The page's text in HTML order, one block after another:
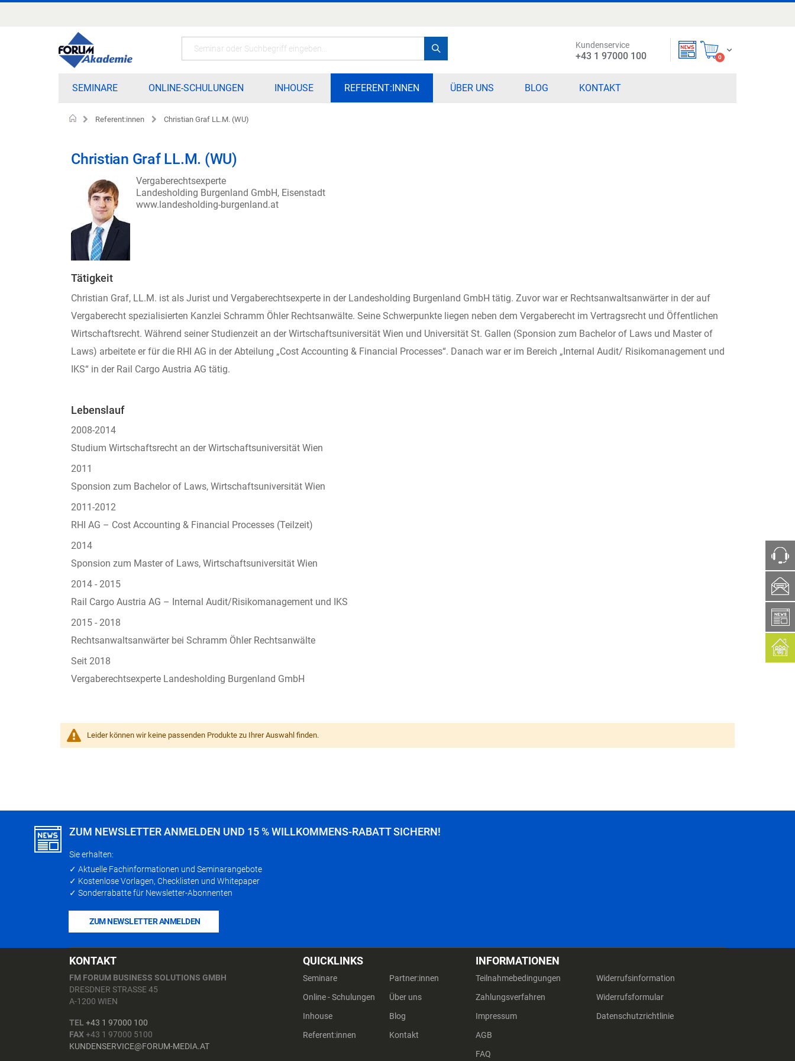
springen
Mein Warenkorb
0items
Kundenservice
+43 1 97000 100
SEMINARE ONLINE-SCHULUNGEN INHOUSE REFERENT:INNEN ÜBER UNS BLOG KONTAKT
Referent:innen Christian Graf LL.M. (WU)
ph
box
Christian Graf LL.M. (WU)
Vergaberechtsexperte
Landesholding Burgenland GmbH, Eisenstadt
www.landesholding-burgenland.at
Tätigkeit
Christian Graf, LL.M. ist als Jurist und Vergaberechtsexperte in der Landesholding Burgenland GmbH tätig. Zuvor war er Rechtsanwaltsanwärter in der auf
Vergaberecht spezialisierten Kanzlei Schramm Öhler Rechtsanwälte. Seine Schwerpunkte liegen neben dem Vergaberecht im Vertragsrecht und Öffentlichen
Wirtschaftsrecht. Während seiner Studienzeit an der Wirtschaftsuniversität Wien und Universität St. Gallen (Sponsion zum Bachelor of Laws und Master of
Laws) arbeitete er für die RHI AG in der Abteilung „Cost Accounting & Financial Processes“. Danach war er im Bereich „Internal Audit/ Risikomanagement und
IKS“ in der Rail Cargo Austria AG tätig.
Lebenslauf
2008-2014
Studium Wirtschaftsrecht an der Wirtschaftsuniversität Wien
2011
Sponsion zum Bachelor of Laws, Wirtschaftsuniversität Wien
2011-2012
RHI AG – Cost Accounting & Financial Processes (Teilzeit)
2014
Sponsion zum Master of Laws, Wirtschaftsuniversität Wien
2014 - 2015
Rail Cargo Austria AG – Internal Audit/Risikomanagement und IKS
2015 - 2018
Rechtsanwaltsanwärter bei Schramm Öhler Rechtsanwälte
Seit 2018
Vergaberechtsexperte Landesholding Burgenland GmbH
Leider können wir keine passenden Produkte zu Ihrer Auswahl finden.
ZUM NEWSLETTER ANMELDEN UND 15 % WILLKOMMENS-RABATT SICHERN!
Sie erhalten:
✓ Aktuelle Fachinformationen und Seminarangebote
✓ Kostenlose Vorlagen, Checklisten und Whitepaper
✓ Sonderrabatte für Newsletter-Abonnenten
ZUM NEWSLETTER ANMELDEN
KONTAKT
FM FORUM BUSINESS SOLUTIONS GMBH
DRESDNER STRASSE 45
A-1200 WIEN
TEL +43 1 97000 100
FAX+43 1 97000 5100
KUNDENSERVICE@FORUM-MEDIA.AT
QUICKLINKS
Seminare
Online - Schulungen
Inhouse
Referent:innen
Partner:innen
Über uns
Blog
Kontakt
INFORMATIONEN
Teilnahmebedingungen
Zahlungsverfahren
Impressum
AGB
FAQ
Widerrufsinformation
Widerrufsformular
Datenschutzrichtlinie